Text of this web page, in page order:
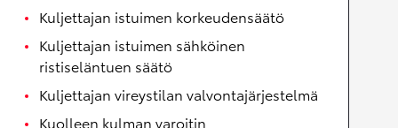
Kuljettajan istuimen korkeudensäätö
Kuljettajan istuimen sähköinen
ristiseläntuen säätö
Kuljettajan vireystilan valvontajärjestelmä
Kuolleen kulman varoitin